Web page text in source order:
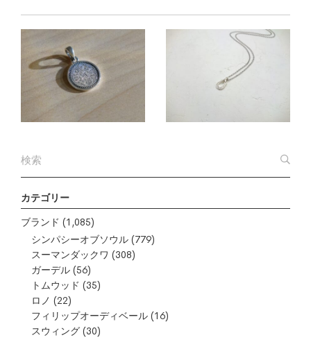
カテゴリー
ブランド (1,085)
シンパシーオブソウル (779)
スーマンダックワ (308)
ガーデル (56)
トムウッド (35)
ロノ (22)
フィリップオーディベール (16)
スウィング (30)